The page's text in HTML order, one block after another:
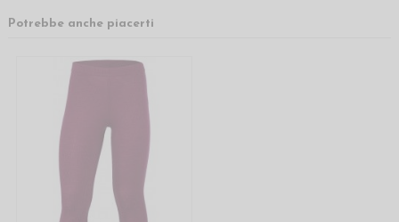
Potrebbe anche piacerti